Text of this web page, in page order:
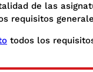
de las
requisitos
todos los